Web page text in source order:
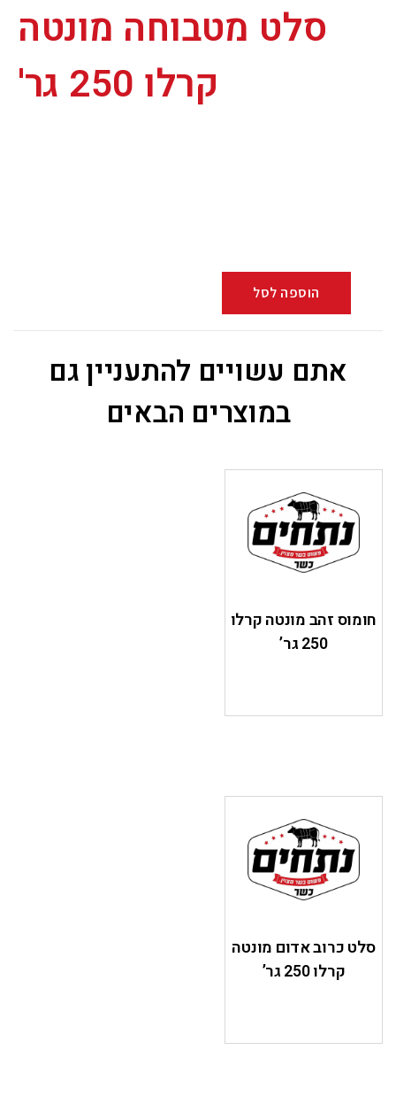
סלט מטבוחה מונטה
קרלו 250 גר'
הוספה לסל
אתם עשויים להתעניין גם
במוצרים הבאים
חומוס זהב מונטה קרלו
250 גר’
סלט כרוב אדום מונטה
קרלו 250 גר’